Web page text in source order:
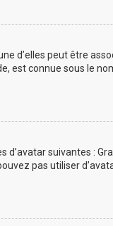
d’elles peut être
est connue sous le
d’avatar suivantes :
pas utiliser